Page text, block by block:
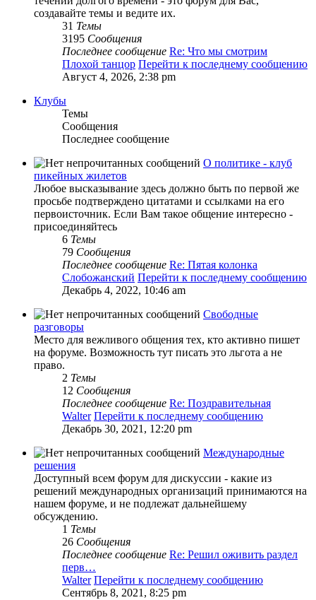
создавайте темы и ведите их.
31 Темы
3195 Сообщения
Последнее сообщение Re: Что мы смотрим
Плохой танцор Перейти к последнему сообщению
Август 4, 2026, 2:38 pm
Клубы
Темы
Сообщения
Последнее сообщение
О политике - клуб
пикейных жилетов
Любое высказывание здесь должно быть по первой же
просьбе подтверждено цитатами и ссылками на его
первоисточник. Если Вам такое общение интересно -
присоединяйтесь
6 Темы
79 Сообщения
Последнее сообщение Re: Пятая колонка
Слобожанский Перейти к последнему сообщению
Декабрь 4, 2022, 10:46 am
Свободные
разговоры
Место для вежливого общения тех, кто активно пишет
на форуме. Возможность тут писать это льгота а не
право.
2 Темы
12 Сообщения
Последнее сообщение Re: Поздравительная
Walter Перейти к последнему сообщению
Декабрь 30, 2021, 12:20 pm
Международные
решения
Доступный всем форум для дискуссии - какие из
решений международных организаций принимаются на
нашем форуме, и не подлежат дальнейшему
обсуждению.
1 Темы
26 Сообщения
Последнее сообщение Re: Решил оживить раздел
перв…
Walter Перейти к последнему сообщению
Сентябрь 8, 2021, 8:25 pm